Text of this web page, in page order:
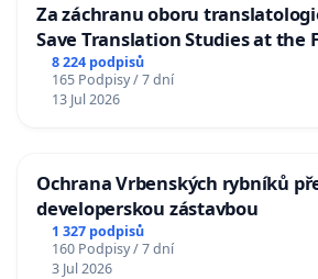
Za záchranu oboru
Save Translation Studies at the
Charles University
8 224 podpisů
165 Podpisy / 7 dní
13 Jul 2026
Ochrana Vrbenských rybníků
developerskou zástavbou
1 327 podpisů
160 Podpisy / 7 dní
3 Jul 2026